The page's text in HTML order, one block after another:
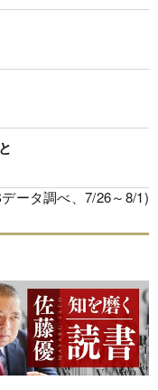
ータ調べ、7/26～8/1)